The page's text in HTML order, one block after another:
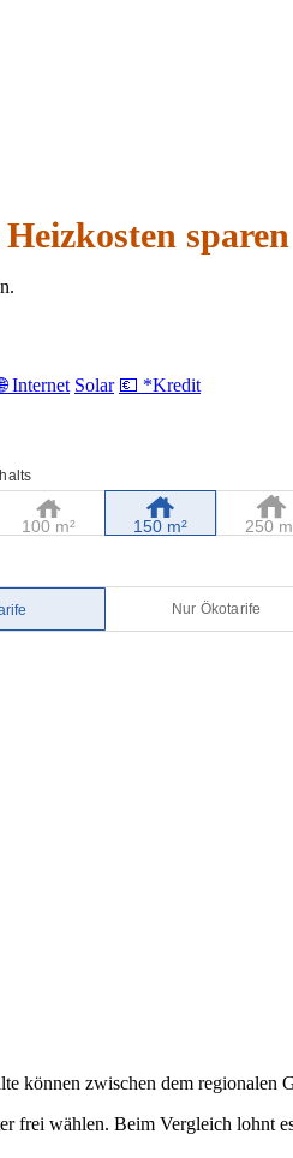
sparen
Internet Solar 💶 *Kredit
zwischen dem regionalen
frei wählen. Beim Vergleich lohnt